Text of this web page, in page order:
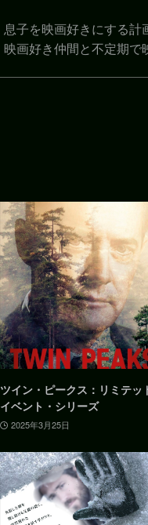
息子を映画好きにする計
映画好き仲間と不定期で
ツイン・ピークス：リミテッ
イベント・シリーズ
2025年3月25日